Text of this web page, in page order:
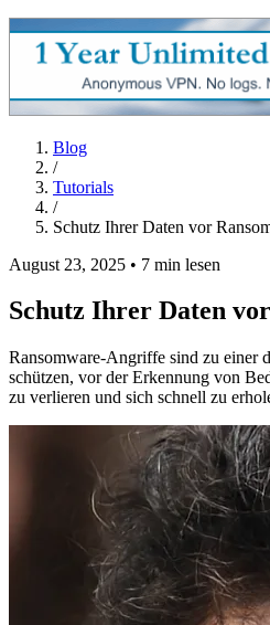
Blog
/
Tutorials
/
Schutz Ihrer Daten vor
August 23, 2025 • 7 min lesen
Schutz Ihrer Daten
Ransomware-Angriffe sind zu einer
schützen, vor der Erkennung von
zu verlieren und sich schnell zu